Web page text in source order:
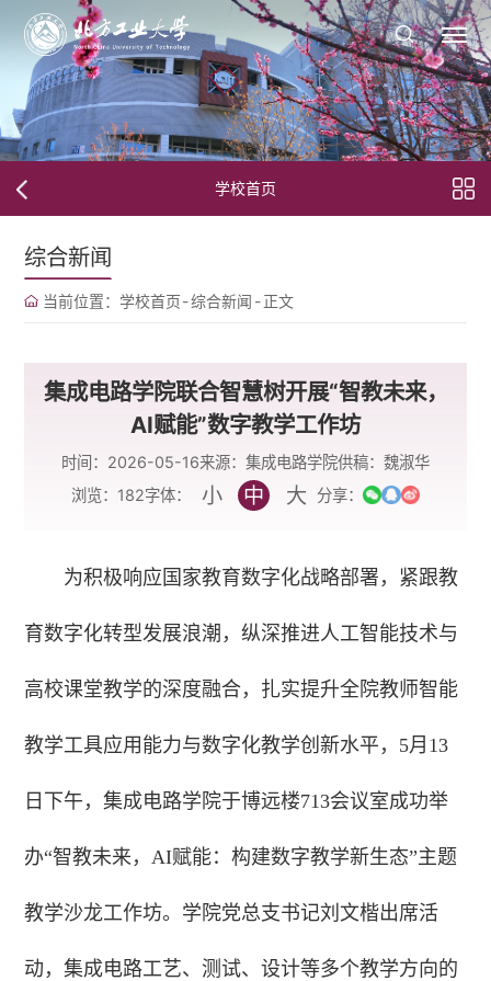
学校首页
综合新闻
当前位置： 学校首页-综合新闻 -正文
集成电路学院联合智慧树开展“智教未来，
AI赋能”数字教学工作坊
时间：2026-05-16来源：集成电路学院供稿：魏淑华
浏览： 182字体： 小 中 大 分享：
为积极响应国家教育数字化战略部署，紧跟教
育数字化转型发展浪潮，纵深推进人工智能技术与
高校课堂教学的深度融合，扎实提升全院教师智能
教学工具应用能力与数字化教学创新水平，5月13
日下午，集成电路学院于博远楼713会议室成功举
办“智教未来，AI赋能：构建数字教学新生态”主题
教学沙龙工作坊。学院党总支书记刘文楷出席活
动，集成电路工艺、测试、设计等多个教学方向的